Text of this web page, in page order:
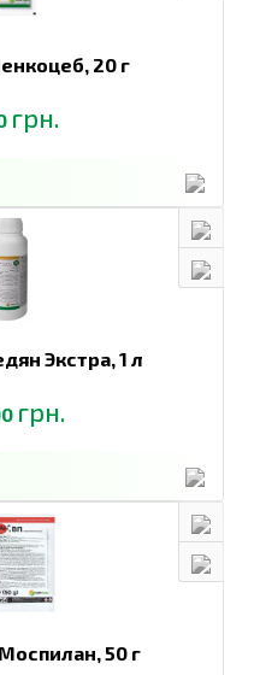
20 г
грн.
Экстра,1 л
грн.
50 г